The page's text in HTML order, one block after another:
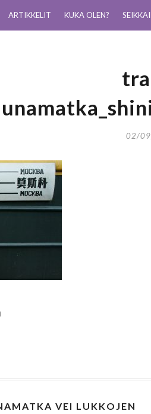
ARTIKKELIT KUKA OLEN?
02/
VEI LUKKOJEN